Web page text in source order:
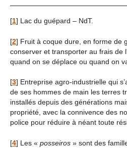
[1] Lac du guépard – NdT.
[2] Fruit à coque dure, en forme de
conserver et transporter au frais de
quand on se déplace ou quand on
[3] Entreprise agro-industrielle qui
de ses hommes de main les terres
installés depuis des générations
propriété, avec la connivence des
police pour réduire à néant toute
[4] Les « posseiros » sont des